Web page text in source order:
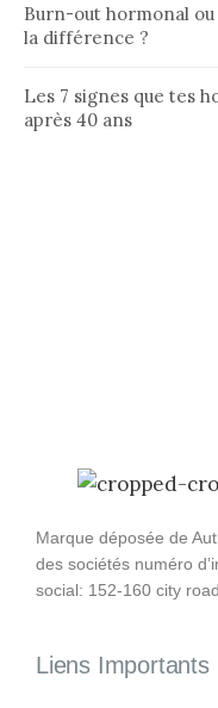
Burn-out hormonal
la différence ?
Les 7 signes que tes
après 40 ans
Marque déposée de
des sociétés numéro
social: 152-160 city
Liens Importants